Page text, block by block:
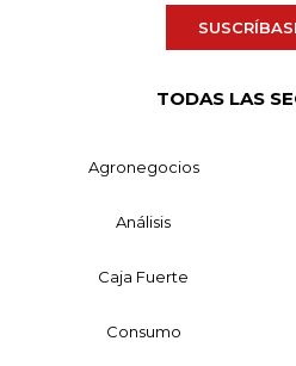
TODAS LAS
Agronegocios
Análisis
Caja Fuerte
Consumo